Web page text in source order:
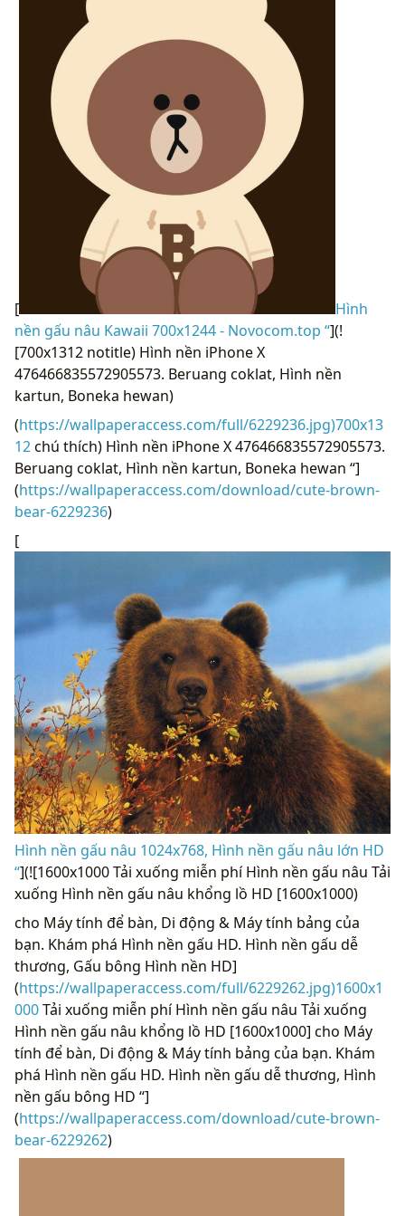
[
Hình
nền gấu nâu Kawaii 700x1244 - Novocom.top “](!
[700x1312 notitle) Hình nền iPhone X
476466835572905573. Beruang coklat, Hình nền
kartun, Boneka hewan)
(https://wallpaperaccess.com/full/6229236.jpg)700x13
12chú thích) Hình nền iPhone X 476466835572905573.
Beruang coklat, Hình nền kartun, Boneka hewan “]
(https://wallpaperaccess.com/download/cute-brown-
bear-6229236)
[
Hình nền gấu nâu 1024x768, Hình nền gấu nâu lớn HD
“](![1600x1000 Tải xuống miễn phí Hình nền gấu nâu Tải
xuống Hình nền gấu nâu khổng lồ HD [1600x1000)
cho Máy tính để bàn, Di động & Máy tính bảng của
bạn. Khám phá Hình nền gấu HD. Hình nền gấu dễ
thương, Gấu bông Hình nền HD]
(https://wallpaperaccess.com/full/6229262.jpg)1600x1
000Tải xuống miễn phí Hình nền gấu nâu Tải xuống
Hình nền gấu nâu khổng lồ HD [1600x1000] cho Máy
tính để bàn, Di động & Máy tính bảng của bạn. Khám
phá Hình nền gấu HD. Hình nền gấu dễ thương, Hình
nền gấu bông HD “]
(https://wallpaperaccess.com/download/cute-brown-
bear-6229262)